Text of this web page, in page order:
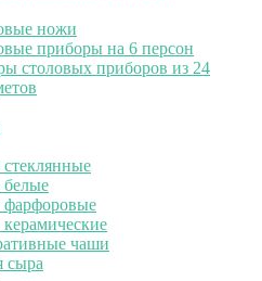
ножи
приборы на 6 персон
столовых приборов из 24
чаши
сыра